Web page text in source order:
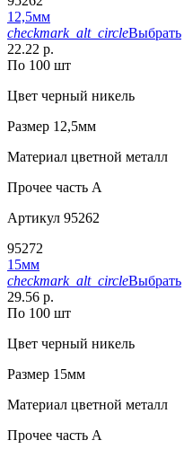
12,5мм
checkmark_alt_circleВыбрать
22.22 р.
По 100 шт
Цвет черный никель
Размер 12,5мм
Материал цветной металл
Прочее часть A
Артикул 95262
95272
15мм
checkmark_alt_circleВыбрать
29.56 р.
По 100 шт
Цвет черный никель
Размер 15мм
Материал цветной металл
Прочее часть A